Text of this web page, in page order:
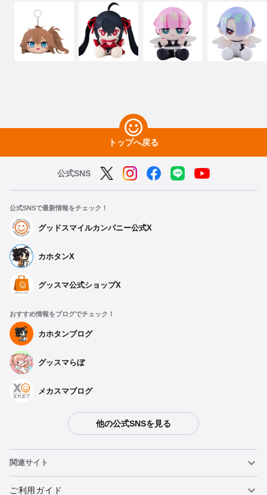
トップへ戻る
公式SNS
公式SNSで最新情報をチェック！
グッドスマイルカンパニー公式X
カホタンX
グッスマ公式ショップX
おすすめ情報をブログでチェック！
カホタンブログ
グッスマらぼ
メカスマブログ
他の公式SNSを見る
関連サイト
ねんどろいど
ご利用ガイド